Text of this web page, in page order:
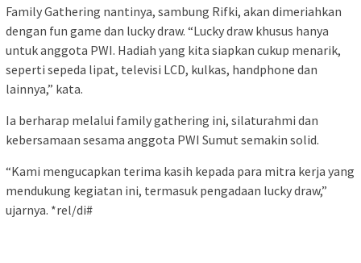
Family Gathering nantinya, sambung Rifki, akan dimeriahkan
dengan fun game dan lucky draw. “Lucky draw khusus hanya
untuk anggota PWI. Hadiah yang kita siapkan cukup menarik,
seperti sepeda lipat, televisi LCD, kulkas, handphone dan
lainnya,” kata.
Ia berharap melalui family gathering ini, silaturahmi dan
kebersamaan sesama anggota PWI Sumut semakin solid.
“Kami mengucapkan terima kasih kepada para mitra kerja yang
mendukung kegiatan ini, termasuk pengadaan lucky draw,”
ujarnya. *rel/di#